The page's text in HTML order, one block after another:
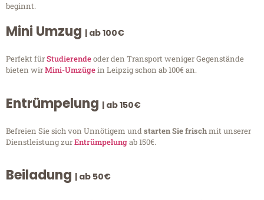
beginnt.
Mini Umzug | ab 100€
Perfekt fürStudierendeoder den Transport weniger Gegenstände
bieten wirMini-Umzügein Leipzig schon ab 100€ an.
Entrümpelung | ab 150€
Befreien Sie sich von Unnötigem undstarten Sie frischmit unserer
Dienstleistung zurEntrümpelungab 150€.
Beiladung | ab 50€